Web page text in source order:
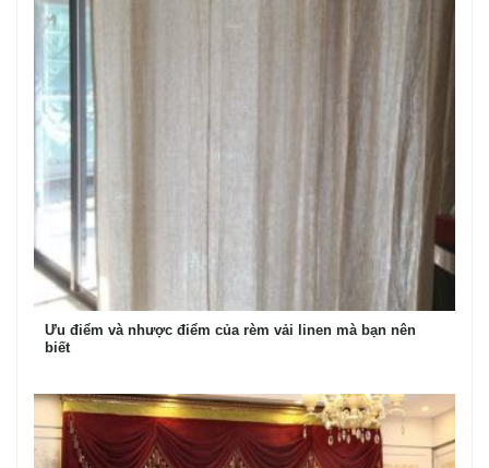
Ưu điểm và nhược điểm của rèm vải linen mà bạn nên
biết